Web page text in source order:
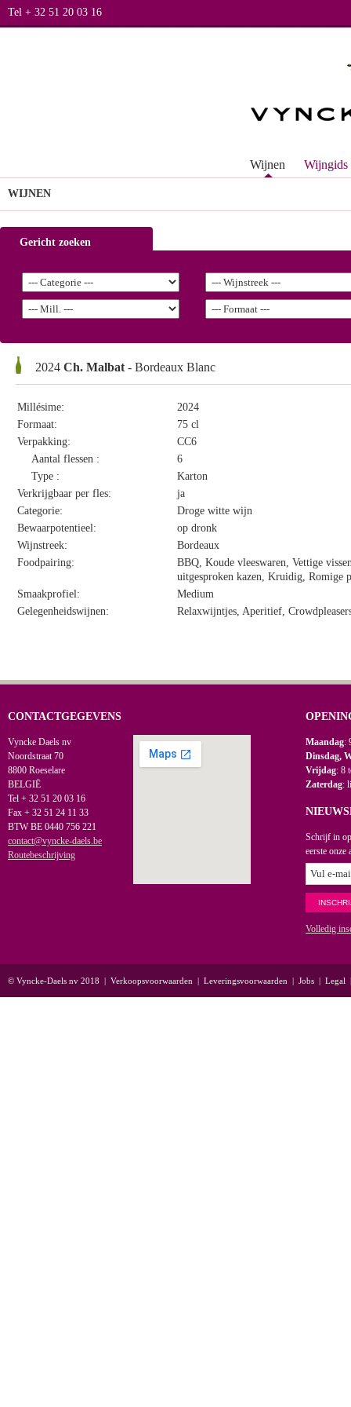
Tel + 32 51 20 03 16
Wijnen Wijngids
WIJNEN
Gericht zoeken
2024 Ch. Malbat - Bordeaux Blanc
Millésime:
2024
Formaat:
75 cl
Verpakking:
CC6
Aantal flessen :
6
Type :
Karton
Verkrijgbaar per fles:
ja
Categorie:
Droge witte wijn
Bewaarpotentieel:
op dronk
Wijnstreek:
Bordeaux
Foodpairing:
BBQ, Koude vleeswaren, Vettige
uitgesproken kazen, Kruidig, Romige
Smaakprofiel:
Medium
Gelegenheidswijnen:
Relaxwijntjes, Aperitief,
CONTACTGEGEVENS
Vyncke Daels nv
Noordstraat 70
8800 Roeselare
BELGIË
Tel + 32 51 20 03 16
Fax + 32 51 24 11 33
BTW BE 0440 756 221
contact@vyncke-daels.be
Routebeschrijving
Maandag:
Dinsdag,
Vrijdag: 8
Zaterdag:
Schrijf in
eerste onze
Volledig
© Vyncke-Daels nv 2018 | Verkoopsvoorwaarden | Leveringsvoorwaarden | Jobs | Legal